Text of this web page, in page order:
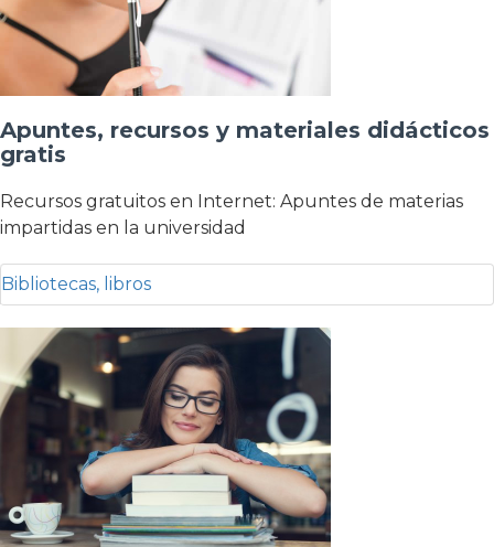
Apuntes, recursos y materiales didácticos
gratis
Recursos gratuitos en Internet: Apuntes de materias
impartidas en la universidad
Bibliotecas, libros